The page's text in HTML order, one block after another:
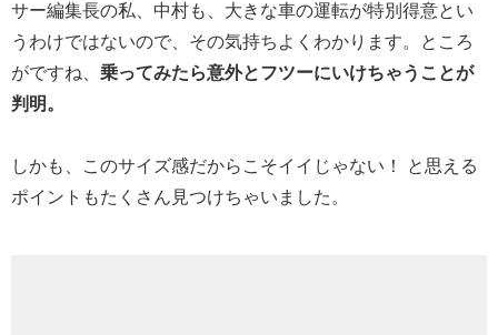
サー編集長の私、中村も、大きな車の運転が特別得意とい
うわけではないので、その気持ちよくわかります。ところ
がですね、 乗ってみたら意外とフツーにいけちゃうことが
判明。
しかも、このサイズ感だからこそイイじゃない！ と思える
ポイントもたくさん見つけちゃいました。